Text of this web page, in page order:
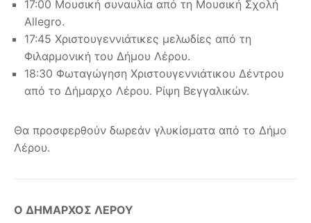
17:00 Μουσική συναυλία από τη Μουσική Σχολή
Allegro.
17:45 Χριστουγεννιάτικες μελωδίες από τη
Φιλαρμονική του Δήμου Λέρου.
18:30 Φωταγώγηση Χριστουγεννιάτικου Δέντρου
από το Δήμαρχο Λέρου. Ρίψη Βεγγαλικών.
Θα προσφερθούν δωρεάν γλυκίσματα από το Δήμο
Λέρου.
Ο ΔΗΜΑΡΧΟΣ ΛΕΡΟΥ